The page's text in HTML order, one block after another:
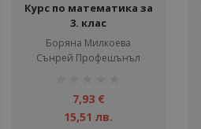
Курс по математика за
3. клас
Борянa Милкоева
Сънрей Профешънъл
7,93 €
15,51 лв.